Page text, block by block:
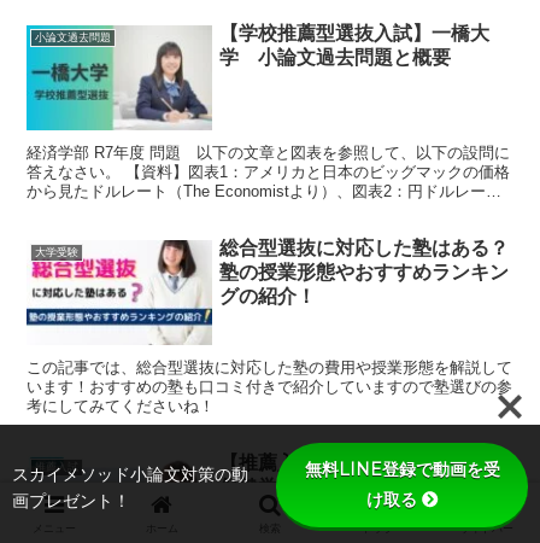
小論文過去問題
【学校推薦型選抜入試】一橋大
学 小論文過去問題と概要
経済学部 R7年度 問題 以下の文章と図表を参照して、以下の設問に
答えなさい。 【資料】図表1：アメリカと日本のビッグマックの価格
から見たドルレート（The Economistより）、図表2：円ドルレート
大学受験
総合型選抜に対応した塾はある？
塾の授業形態やおすすめランキン
グの紹介！
この記事では、総合型選抜に対応した塾の費用や授業形態を解説して
います！おすすめの塾も口コミ付きで紹介していますので塾選びの参
考にしてみてくださいね！
推薦入試
【推薦入試】鹿児島大学 医学部
保健学科 看護学専攻（小論文
（英文）過去問題解説）
トップ サイドバー
スカイメソッド小論文対策の動
画プレゼント！
無料LINE登録で動画を受
け取る